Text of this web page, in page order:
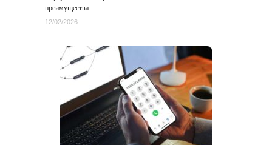
преимущества
12/02/2026